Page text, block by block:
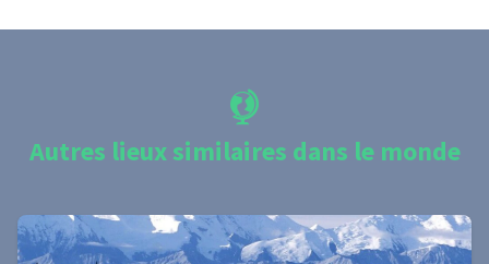
Autres lieux similaires dans le monde